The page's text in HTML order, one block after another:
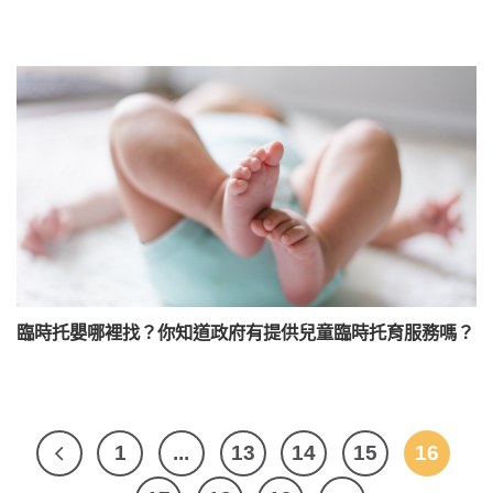
臨時托嬰哪裡找？你知道政府有提供兒童臨時托育服務嗎？
1 ... 13 14 15 16